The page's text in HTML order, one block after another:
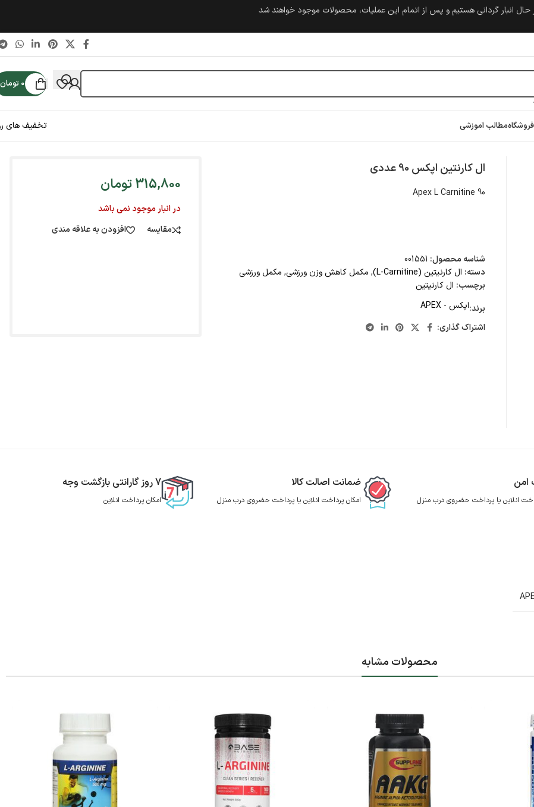
حال انبار گردانی هستیم و پس از اتمام این عملیات، محصولات موجود خواهند شد
0 تومان
فروشگاهمطالب آموزشی
تخفیف های
ال کارنتین اپکس 90 عددی
Apex L Carnitine 90
شناسه محصول: 001551
دسته: ال کارنیتین (L-Carnitine) , مکمل کاهش وزن ورزشی, مکمل ورزشی
برچسب: ال کارنیتین
برند:اپکس - APEX
اشتراک گذاری:
315,800تومان
در انبار موجود نمی باشد
مقایسه
افزودن به علاقه مندی
امن
انلاین یا پرداخت حضروی درب منزل
ضمانت اصالت کالا
امکان پرداخت انلاین یا پرداخت حضروی درب منزل
7 روز گارانتی بازگشت وجه
امکان پرداخت انلاین
محصولات مشابه